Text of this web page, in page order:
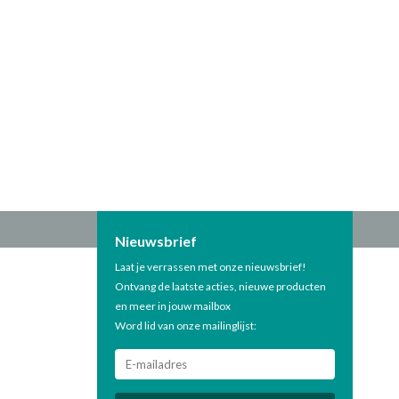
Nieuwsbrief
Laat je verrassen met onze nieuwsbrief!
Ontvang de laatste acties, nieuwe producten
en meer in jouw mailbox
Word lid van onze mailinglijst: